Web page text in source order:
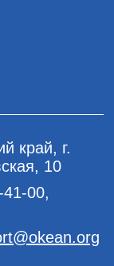
край, г.
10
00,